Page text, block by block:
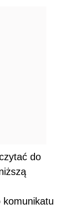
do
komunikatu